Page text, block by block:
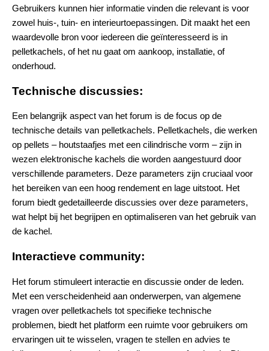
Gebruikers kunnen hier informatie vinden die relevant is voor
zowel huis-, tuin- en interieurtoepassingen. Dit maakt het een
waardevolle bron voor iedereen die geïnteresseerd is in
pelletkachels, of het nu gaat om aankoop, installatie, of
onderhoud​.
Technische discussies:
Een belangrijk aspect van het forum is de focus op de
technische details van pelletkachels. Pelletkachels, die werken
op pellets – houtstaafjes met een cilindrische vorm – zijn in
wezen elektronische kachels die worden aangestuurd door
verschillende parameters. Deze parameters zijn cruciaal voor
het bereiken van een hoog rendement en lage uitstoot. Het
forum biedt gedetailleerde discussies over deze parameters,
wat helpt bij het begrijpen en optimaliseren van het gebruik van
de kachel.
Interactieve community:
Het forum stimuleert interactie en discussie onder de leden.
Met een verscheidenheid aan onderwerpen, van algemene
vragen over pelletkachels tot specifieke technische
problemen, biedt het platform een ruimte voor gebruikers om
ervaringen uit te wisselen, vragen te stellen en advies te